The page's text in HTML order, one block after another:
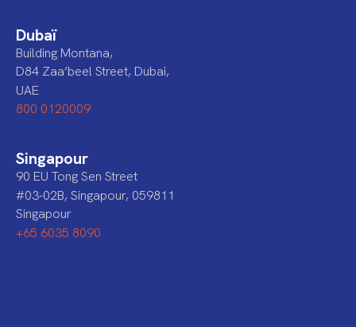
Dubaï
Building Montana,
D84 Zaa’beel Street, Dubai,
UAE
800 0120009
Singapour
90 EU Tong Sen Street
#03-02B, Singapour, 059811
Singapour
+65 6035 8090